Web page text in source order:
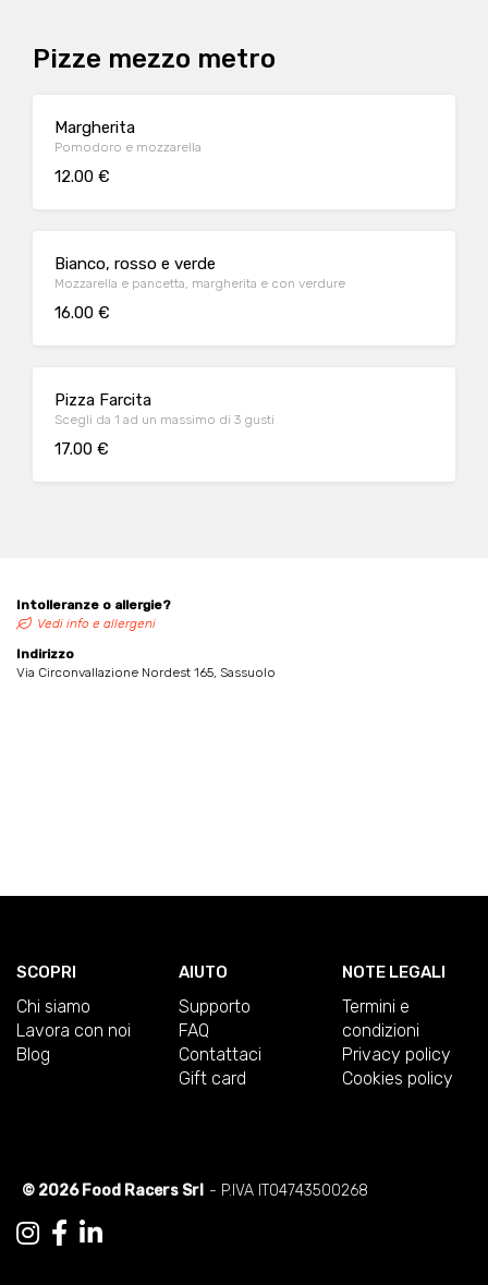
Pizze mezzo metro
Margherita
Pomodoro e mozzarella
12.00 €
Bianco, rosso e verde
Mozzarella e pancetta, margherita e con verdure
16.00 €
Pizza Farcita
Scegli da 1 ad un massimo di 3 gusti
17.00 €
Intolleranze o allergie?
Vedi info e allergeni
Indirizzo
Via Circonvallazione Nordest 165, Sassuolo
SCOPRI
Chi siamo
Lavora con noi
Blog
AIUTO
Supporto
FAQ
Contattaci
Gift card
NOTE LEGALI
Termini e
condizioni
Privacy policy
Cookies policy
© 2026 Food Racers Srl - P.IVA IT04743500268